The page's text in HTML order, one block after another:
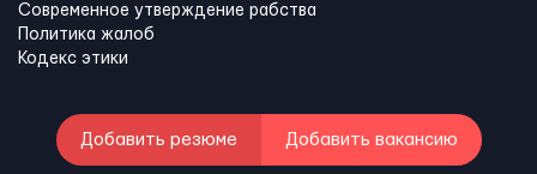
Современное утверждение рабства
Политика жалоб
Кодекс этики
Добавить резюме Добавить вакансию